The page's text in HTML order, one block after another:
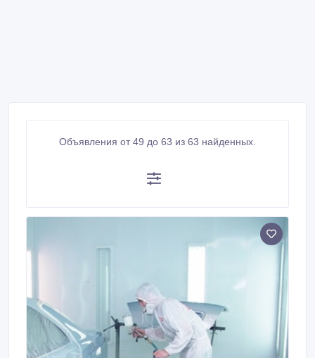
Объявления от 49 до 63 из 63 найденных.